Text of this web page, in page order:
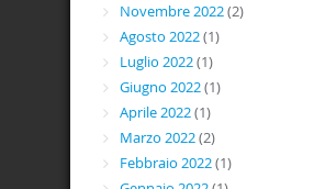
Novembre 2022(2)
Agosto 2022(1)
Luglio 2022(1)
Giugno 2022(1)
Aprile 2022(1)
Marzo 2022(2)
Febbraio 2022(1)